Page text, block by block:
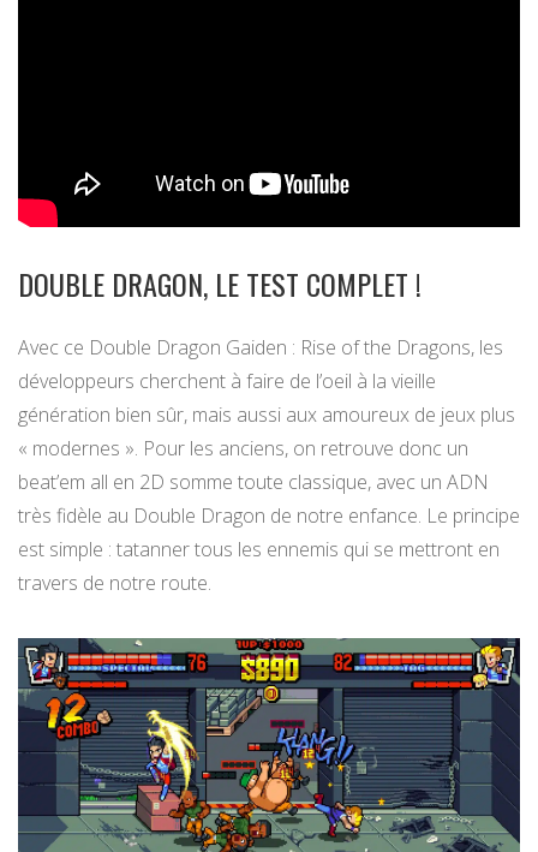
DOUBLE DRAGON, LE TEST COMPLET !
Avec ce Double Dragon Gaiden : Rise of the Dragons, les
développeurs cherchent à faire de l’oeil à la vieille
génération bien sûr, mais aussi aux amoureux de jeux plus
« modernes ». Pour les anciens, on retrouve donc un
beat’em all en 2D somme toute classique, avec un ADN
très fidèle au Double Dragon de notre enfance. Le principe
est simple : tatanner tous les ennemis qui se mettront en
travers de notre route.